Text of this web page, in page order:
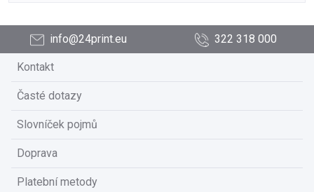
info@24print.eu 322 318 000
Kontakt
Časté dotazy
Slovníček pojmů
Doprava
Platební metody